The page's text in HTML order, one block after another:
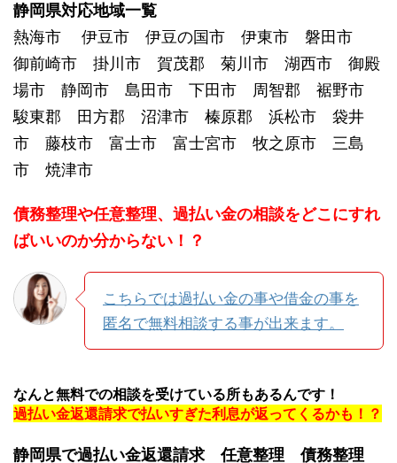
静岡県対応地域一覧
熱海市 伊豆市 伊豆の国市 伊東市 磐田市
御前崎市 掛川市 賀茂郡 菊川市 湖西市 御殿
場市 静岡市 島田市 下田市 周智郡 裾野市
駿東郡 田方郡 沼津市 榛原郡 浜松市 袋井
市 藤枝市 富士市 富士宮市 牧之原市 三島
市 焼津市
債務整理や任意整理、過払い金の相談をどこにすれ
ばいいのか分からない！？
こちらでは過払い金の事や借金の事を
匿名で無料相談する事が出来ます。
なんと無料での相談を受けている所もあるんです！
過払い金返還請求で払いすぎた利息が返ってくるかも！？
静岡県で過払い金返還請求 任意整理 債務整理